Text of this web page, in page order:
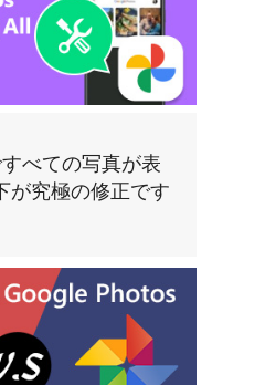
べての写真が表
が究極の修正です